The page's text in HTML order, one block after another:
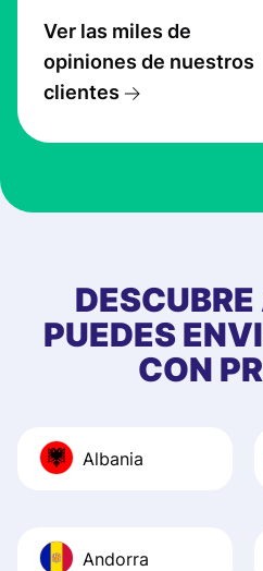
Ver las miles de
opiniones de nuestros
clientes
PUEDES
CON
Albania
Andorra